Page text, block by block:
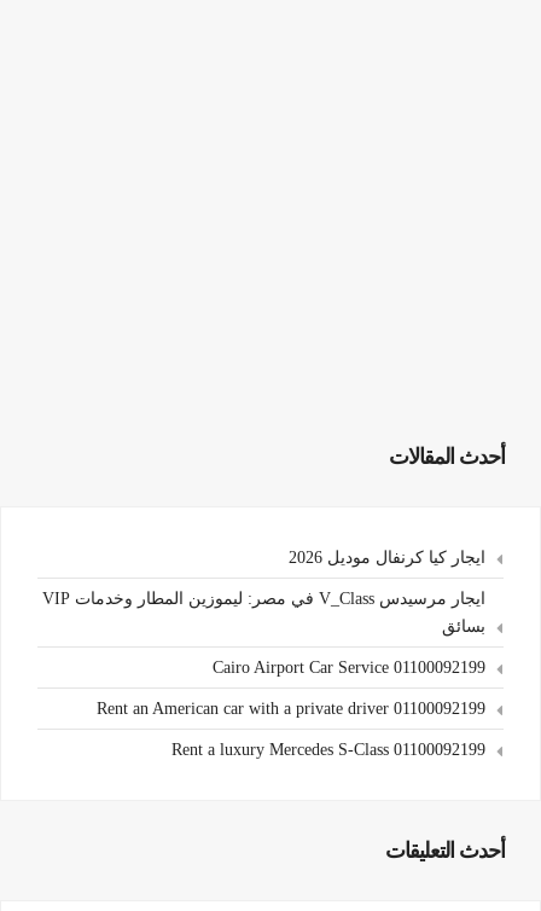
أحدث المقالات
ايجار كيا كرنفال موديل 2026
ايجار مرسيدس V_Class في مصر: ليموزين المطار وخدمات VIP
بسائق
Cairo Airport Car Service 01100092199
Rent an American car with a private driver 01100092199
Rent a luxury Mercedes S-Class 01100092199
أحدث التعليقات